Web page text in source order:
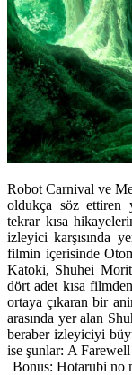
Robot Carnival ve
oldukça söz ettiren
tekrar kısa
izleyici karşısında
filmin içerisinde
Katoki, Shuhei
dört adet kısa
ortaya çıkaran bir
arasında yer alan
beraber izleyiciyi
ise şunlar: A
Bonus: Hotarubi no